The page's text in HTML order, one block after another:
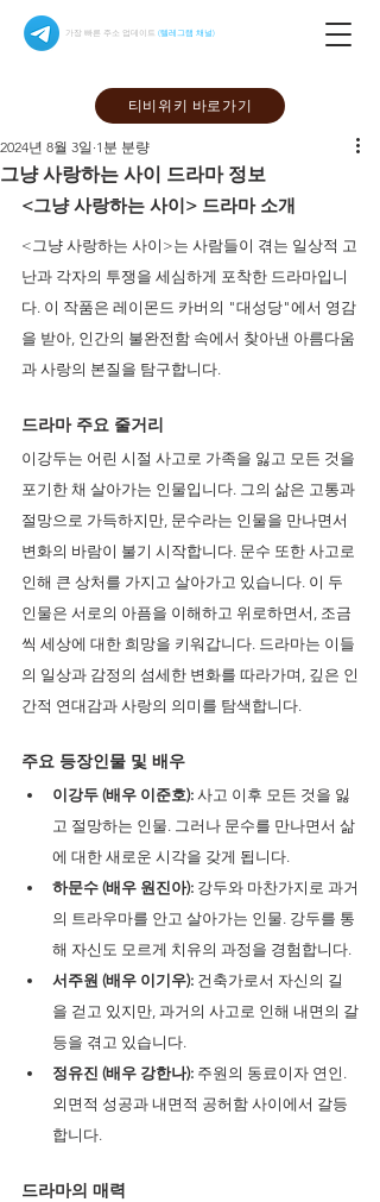
가장 빠른 주소 업데이트 (텔레그램 채널)
티비위키 바로가기
그냥 사랑하는 사이 드라마 정보
2024년 8월 3일 1분 분량
<그냥 사랑하는 사이> 드라마 소개
<그냥 사랑하는 사이>는 사람들이 겪는 일상적 고
난과 각자의 투쟁을 세심하게 포착한 드라마입니
다. 이 작품은 레이몬드 카버의 "대성당"에서 영감
을 받아, 인간의 불완전함 속에서 찾아낸 아름다움
과 사랑의 본질을 탐구합니다.
드라마 주요 줄거리
이강두는 어린 시절 사고로 가족을 잃고 모든 것을
포기한 채 살아가는 인물입니다. 그의 삶은 고통과
절망으로 가득하지만, 문수라는 인물을 만나면서
변화의 바람이 불기 시작합니다. 문수 또한 사고로
인해 큰 상처를 가지고 살아가고 있습니다. 이 두
인물은 서로의 아픔을 이해하고 위로하면서, 조금
씩 세상에 대한 희망을 키워갑니다. 드라마는 이들
의 일상과 감정의 섬세한 변화를 따라가며, 깊은 인
간적 연대감과 사랑의 의미를 탐색합니다.
주요 등장인물 및 배우
이강두 (배우 이준호): 사고 이후 모든 것을 잃
고 절망하는 인물. 그러나 문수를 만나면서 삶
에 대한 새로운 시각을 갖게 됩니다.
하문수 (배우 원진아): 강두와 마찬가지로 과거
의 트라우마를 안고 살아가는 인물. 강두를 통
해 자신도 모르게 치유의 과정을 경험합니다.
서주원 (배우 이기우): 건축가로서 자신의 길
을 걷고 있지만, 과거의 사고로 인해 내면의 갈
등을 겪고 있습니다.
정유진 (배우 강한나): 주원의 동료이자 연인.
외면적 성공과 내면적 공허함 사이에서 갈등
합니다.
드라마의 매력